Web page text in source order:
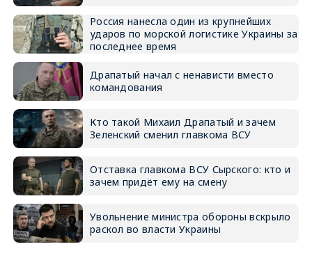
Россия нанесла один из крупнейших
ударов по морской логистике Украины за
последнее время
Драпатый начал с ненависти вместо
командования
Кто такой Михаил Драпатый и зачем
Зеленский сменил главкома ВСУ
Отставка главкома ВСУ Сырского: кто и
зачем придёт ему на смену
Увольнение министра обороны вскрыло
раскол во власти Украины